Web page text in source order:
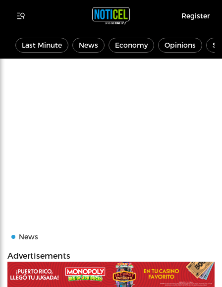
Register
Last Minute News Economy Opinions
News
Advertisements